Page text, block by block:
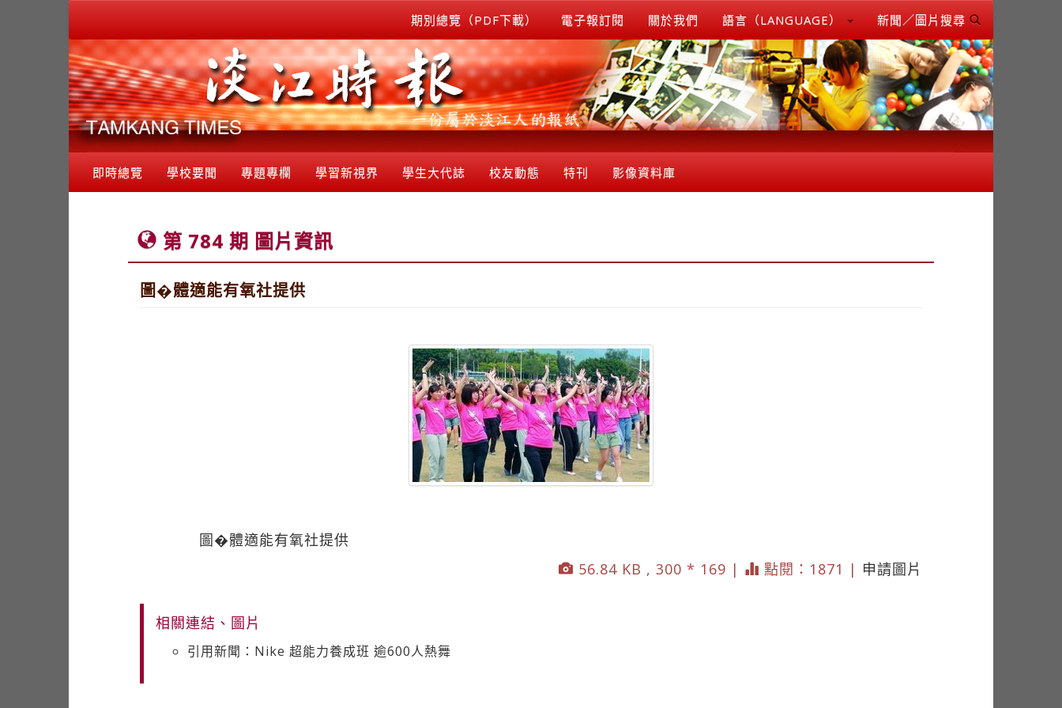
期別總覽（PDF下載） 電子報訂閱 關於我們 語言（LANGUAGE） 新聞／圖片搜尋
即時總覽 學校要聞 專題專欄 學習新視界 學生大代誌 校友動態 特刊 影像資料庫
第 784 期 圖片資訊
圖�體適能有氧社提供
圖�體適能有氧社提供
56.84 KB , 300 * 169 |
點閱：1871 | 申請圖片
相關連結、圖片
引用新聞：Nike 超能力養成班 逾600人熱舞